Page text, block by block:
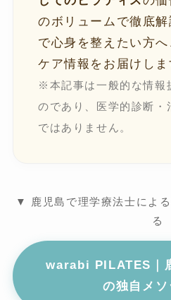
のボリュームで徹底
で心身を整えたい方
ケア情報をお届けしま
※本記事は一般的な情報
のであり、医学的診断・
ではありません。
▼ 鹿児島で理学療法士によ
る
warabi PILATES｜
の独自メソ